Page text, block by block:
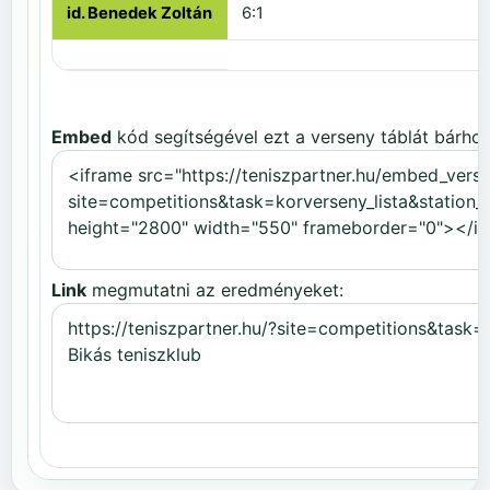
id. Benedek Zoltán 6:1
Embed kód segítségével ezt a verseny táblát
Link megmutatni az eredményeket: